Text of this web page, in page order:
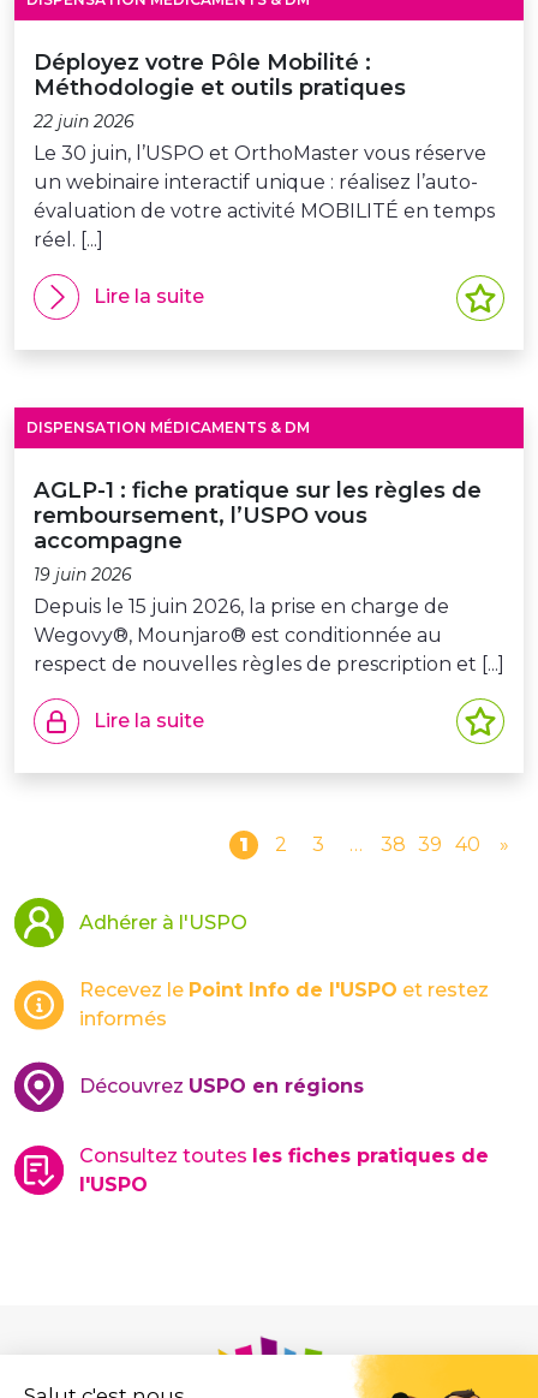
Déployez votre Pôle Mobilité :
Méthodologie et outils pratiques
22 juin 2026
Le 30 juin, l’USPO et OrthoMaster vous réserve
un webinaire interactif unique : réalisez l’auto-
évaluation de votre activité MOBILITÉ en temps
réel. [...]
Lire la suite
DISPENSATION MÉDICAMENTS & DM
AGLP-1 : fiche pratique sur les règles de
remboursement, l’USPO vous
accompagne
19 juin 2026
Depuis le 15 juin 2026, la prise en charge de
Wegovy®, Mounjaro® est conditionnée au
respect de nouvelles règles de prescription et [...]
Lire la suite
1 2 3 … 38 39 40 »
Adhérer à l'USPO
Recevez le Point Info de l'USPO et restez
informés
Découvrez USPO en régions
Consultez toutes les fiches pratiques de
l'USPO